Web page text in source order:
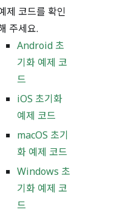
제 코드를 확인
주세요.
Android 초
기화 예제 코
드
iOS 초기화
예제 코드
macOS 초기
화 예제 코드
Windows 초
기화 예제 코
드